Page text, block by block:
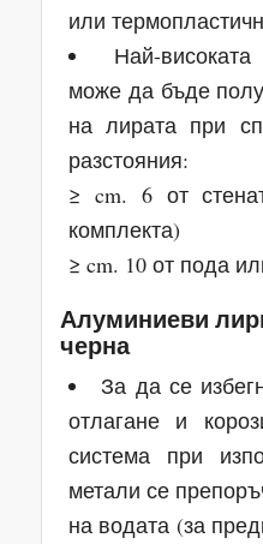
или
Най-
може да бъде
на лирата при
разстояния:
≥ cm. 6 от
комплекта)
≥ cm. 10 от пода
Алуминиеви
черна
За да се
отлагане и
система при
метали се
на водата (за